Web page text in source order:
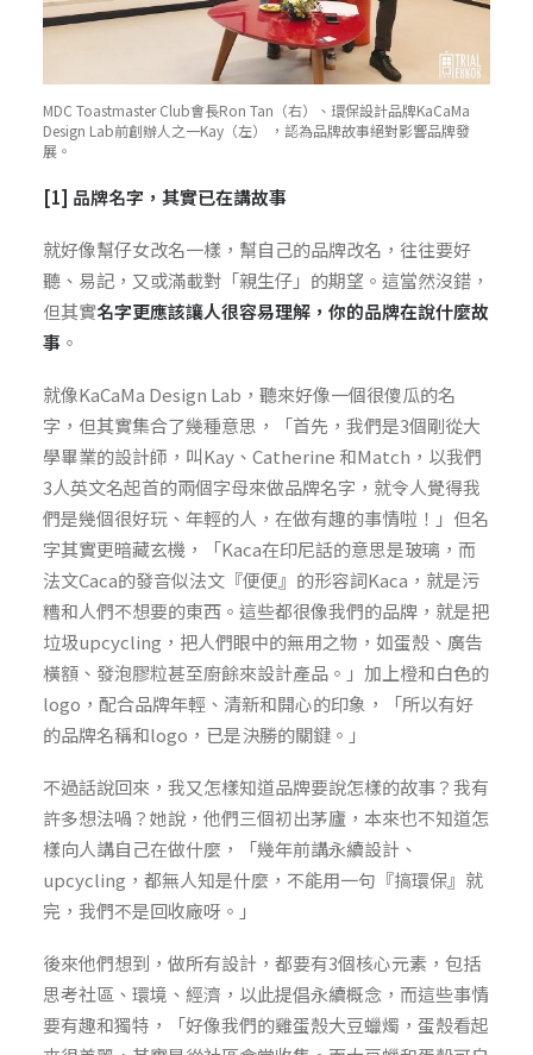
MDC Toastmaster Club會長Ron Tan（右）、環保設計品牌KaCaMa
Design Lab前創辦人之一Kay（左） ，認為品牌故事絕對影響品牌發
展。
[1] 品牌名字，其實已在講故事
就好像幫仔女改名一樣，幫自己的品牌改名，往往要好
聽、易記，又或滿載對「親生仔」的期望。這當然沒錯，
但其實名字更應該讓人很容易理解，你的品牌在說什麼故
事 。
就像KaCaMa Design Lab，聽來好像一個很傻瓜的名
字，但其實集合了幾種意思，「首先，我們是3個剛從大
學畢業的設計師，叫Kay、Catherine 和Match，以我們
3人英文名起首的兩個字母來做品牌名字，就令人覺得我
們是幾個很好玩、年輕的人，在做有趣的事情啦！」但名
字其實更暗藏玄機，「Kaca在印尼話的意思是玻璃，而
法文Caca的發音似法文『便便』的形容詞Kaca，就是污
糟和人們不想要的東西。這些都很像我們的品牌，就是把
垃圾upcycling，把人們眼中的無用之物，如蛋殼、廣告
橫額、發泡膠粒甚至廚餘來設計產品。」加上橙和白色的
logo，配合品牌年輕、清新和開心的印象，「所以有好
的品牌名稱和logo，已是決勝的關鍵。」
不過話說回來，我又怎樣知道品牌要說怎樣的故事？我有
許多想法喎？她說，他們三個初出茅廬，本來也不知道怎
樣向人講自己在做什麼，「幾年前講永續設計、
upcycling，都無人知是什麼，不能用一句『搞環保』就
完，我們不是回收廠呀。」
後來他們想到，做所有設計，都要有3個核心元素，包括
思考社區、環境、經濟，以此提倡永續概念，而這些事情
要有趣和獨特，「好像我們的雞蛋殼大豆蠟燭，蛋殼看起